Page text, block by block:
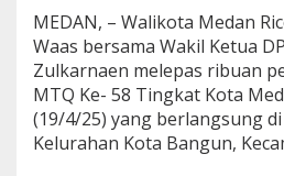
r
t
a
F
o
k
o
MEDAN, – Walikota Medan
Waas bersama Wakil Ketua
Zulkarnaen melepas ribuan
MTQ Ke- 58 Tingkat Kota
(19/4/25) yang berlangsung
Kelurahan Kota Bangun,